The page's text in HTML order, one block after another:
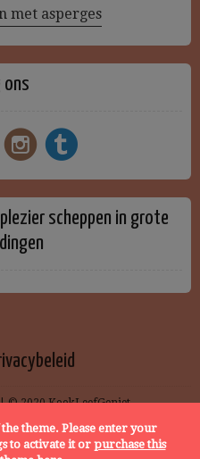
met asperges
ons
scheppen in grote
| © 2020 KookLeefGeniet
theme. Please enter your
to activate it or purchase this